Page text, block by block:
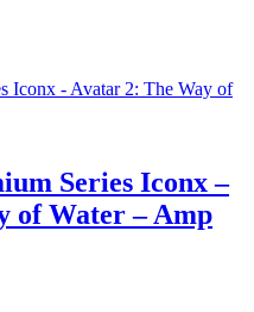
Series Iconx –
of Water – Amp